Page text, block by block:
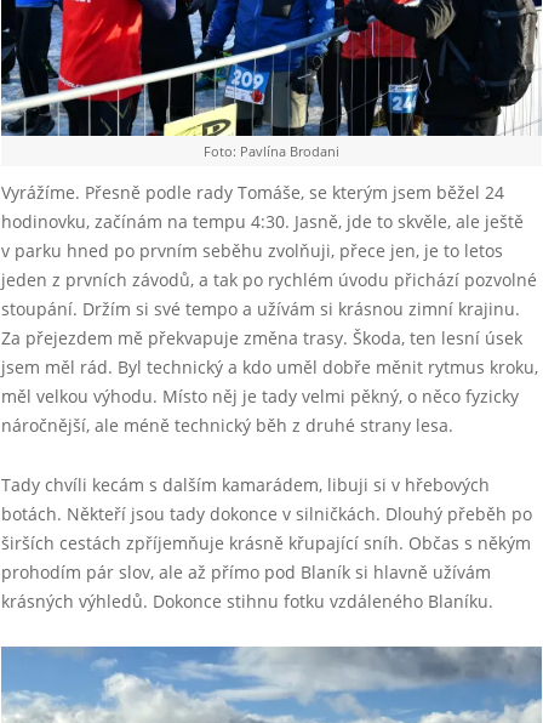
Foto: Pavlína Brodani
Vyrážíme. Přesně podle rady Tomáše, se kterým jsem běžel 24
hodinovku, začínám na tempu 4:30. Jasně, jde to skvěle, ale ještě
v parku hned po prvním seběhu zvolňuji, přece jen, je to letos
jeden z prvních závodů, a tak po rychlém úvodu přichází pozvolné
stoupání. Držím si své tempo a užívám si krásnou zimní krajinu.
Za přejezdem mě překvapuje změna trasy. Škoda, ten lesní úsek
jsem měl rád. Byl technický a kdo uměl dobře měnit rytmus kroku,
měl velkou výhodu. Místo něj je tady velmi pěkný, o něco fyzicky
náročnější, ale méně technický běh z druhé strany lesa.
Tady chvíli kecám s dalším kamarádem, libuji si v hřebových
botách. Někteří jsou tady dokonce v silničkách. Dlouhý přeběh po
širších cestách zpříjemňuje krásně křupající sníh. Občas s někým
prohodím pár slov, ale až přímo pod Blaník si hlavně užívám
krásných výhledů. Dokonce stihnu fotku vzdáleného Blaníku.